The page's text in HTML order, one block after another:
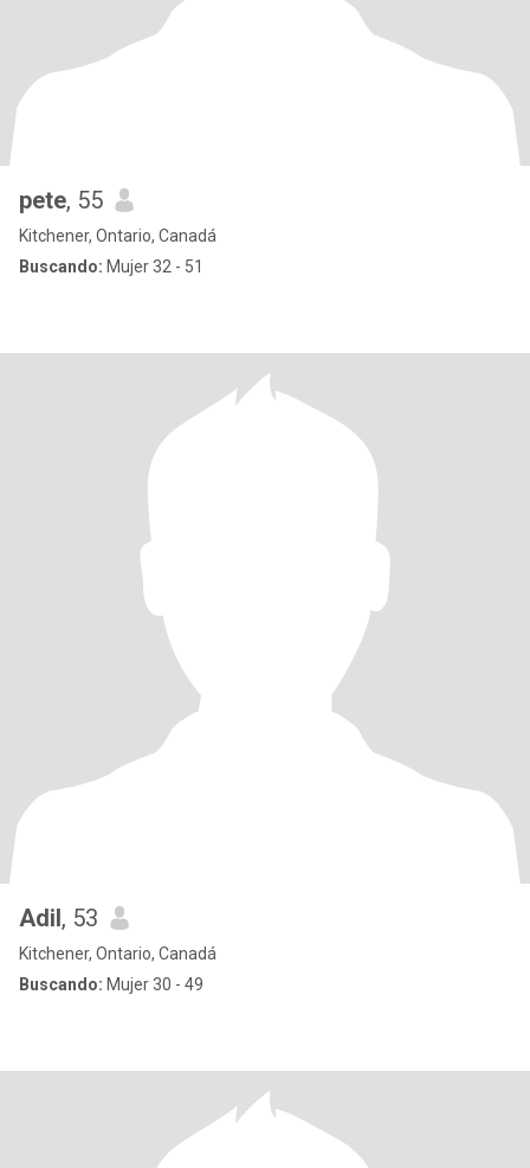
pete, 55
Kitchener, Ontario, Canadá
Buscando: Mujer 32 - 51
Adil, 53
Kitchener, Ontario, Canadá
Buscando: Mujer 30 - 49